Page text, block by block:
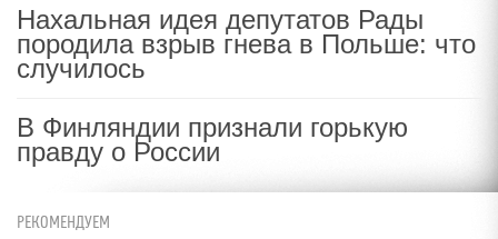
Нахальная идея депутатов Рады
породила взрыв гнева в Польше: что
случилось
В Финляндии признали горькую
правду о России
РЕКОМЕНДУЕМ